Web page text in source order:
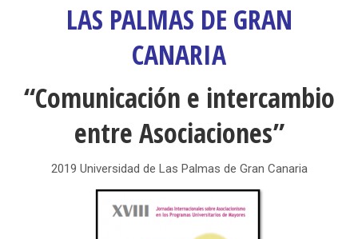
LAS PALMAS DE GRAN
CANARIA
“Comunicación e intercambio
entre Asociaciones”
2019 Universidad de Las Palmas de Gran Canaria